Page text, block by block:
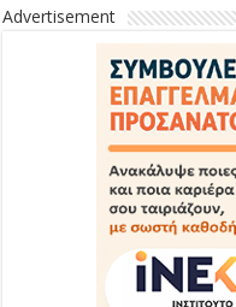
Advertisement